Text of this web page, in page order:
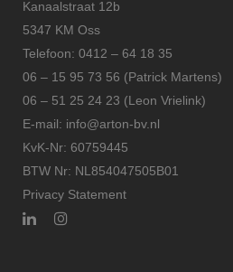
Kanaalstraat 12b
5347 KM Oss
Telefoon: 0412 – 64 18 35
06 – 15 95 73 56 (Patrick Martens)
06 – 51 25 24 23 (Leon Vrielink)
E-mail: info@arton-bv.nl
KvK-Nr: 60759445
BTW Nr: NL854047505B01
Privacy Statement